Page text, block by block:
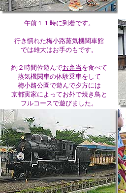
午前１１時に到着です。
行き慣れた梅小路蒸気機関車館
では雄大はお手のもです。
約２時間位遊んでお弁当 を食べて
蒸気機関車の体験乗車をして
梅小路公園で遊んで夕方には
京都実家によってお外で焼き鳥と
フルコースで遊びました。